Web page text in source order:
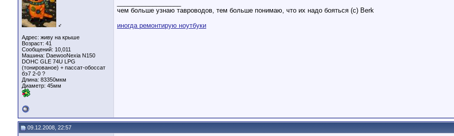
♂
Адрес: живу на крыше
Возраст: 41
Сообщений: 10,011
Машина: DaewooNexia N150
DOHC GLE 74U LPG
(тонированое) + пассат-обоссат
бэ7 2-0 ?
Длина: 83350мкм
Диаметр: 45мм
чем больше узнаю тавроводов, тем больше понимаю, что их надо бояться (с) Berk
иногда ремонтирую ноутбуки
09.12.2008, 22:57